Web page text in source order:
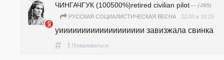
ЧИНГАЧГУК (100500%)retired civilian pilot — (-285)
РУССКАЯ СОЦИАЛИСТИЧЕСКАЯ ВЕСНА 22.03 в 19:25
уиииииииииииииииииии завизжала свинка
# ! Пожаловаться